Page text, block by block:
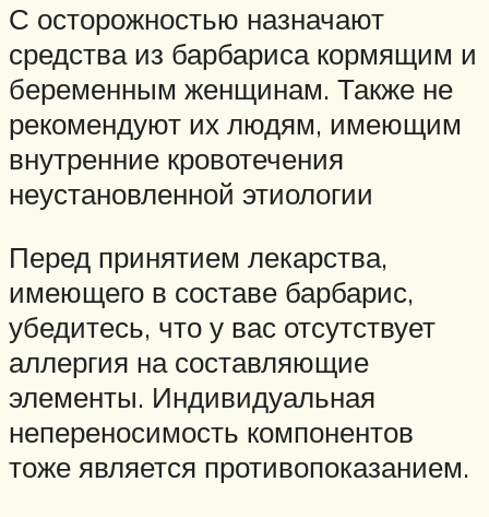
С осторожностью назначают
средства из барбариса кормящим и
беременным женщинам. Также не
рекомендуют их людям, имеющим
внутренние кровотечения
неустановленной этиологии
Перед принятием лекарства,
имеющего в составе барбарис,
убедитесь, что у вас отсутствует
аллергия на составляющие
элементы. Индивидуальная
непереносимость компонентов
тоже является противопоказанием.